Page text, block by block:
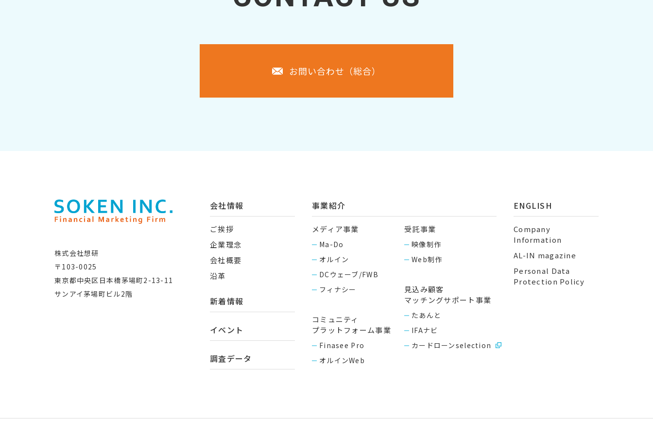
お問い合わせ（総合）
株式会社想研
〒103-0025
東京都中央区日本橋茅場町2-13-11
サンアイ茅場町ビル2階
会社情報
ご挨拶
企業理念
会社概要
沿革
新着情報
イベント
調査データ
事業紹介
メディア事業
Ma-Do
オルイン
DCウェーブ/FWB
フィナシー
コミュニティ
プラットフォーム事業
Finasee Pro
オルインWeb
受託事業
映像制作
Web制作
見込み顧客
マッチングサポート事業
たあんと
IFAナビ
カードローンselection
ENGLISH
Company
Information
AL-IN magazine
Personal Data
Protection Policy